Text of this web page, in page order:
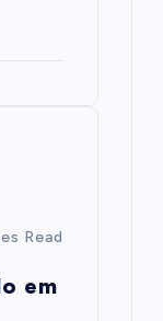
Read
em